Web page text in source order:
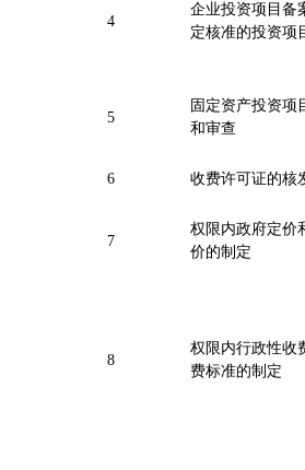
4
企业投资项目备
定核准的投资
5
固定资产投资项
和审查
6 收费许可证的
7
权限内政府定价
价的制定
8
权限内行政性收
费标准的制定